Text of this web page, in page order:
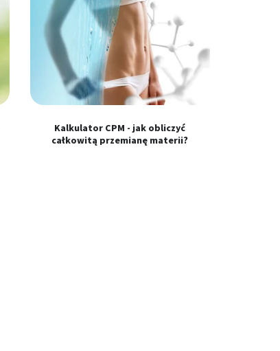
Kalkulator CPM - jak obliczyć
całkowitą przemianę materii?